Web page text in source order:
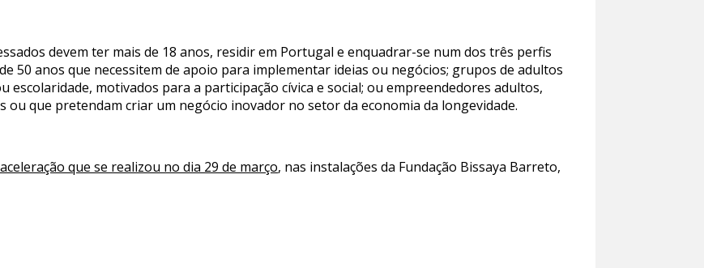
devem ter mais de 18 anos, residir em Portugal e enquadrar-se num dos três perfis
50 anos que necessitem de apoio para implementar ideias ou negócios; grupos de adultos
escolaridade, motivados para a participação cívica e social; ou empreendedores adultos,
que pretendam criar um negócio inovador no setor da economia da longevidade.
que se realizou no dia 29 de março, nas instalações da Fundação Bissaya Barreto,